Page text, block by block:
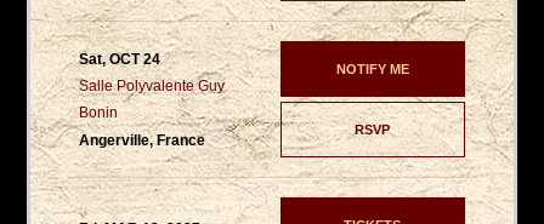
Sat, OCT 24
Salle Polyvalente Guy
Bonin
Angerville, France
RSVP
NOTIFY ME